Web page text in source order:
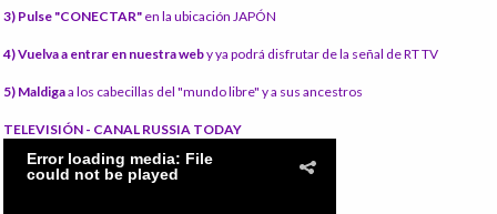
3) Pulse "CONECTAR" en la ubicación JAPÓN
4) Vuelva a entrar en nuestra weby ya podrá disfrutar de la señal de RT TV
5) Maldigaa los cabecillas del "mundo libre" y a sus ancestros
TELEVISIÓN - CANAL RUSSIA TODAY